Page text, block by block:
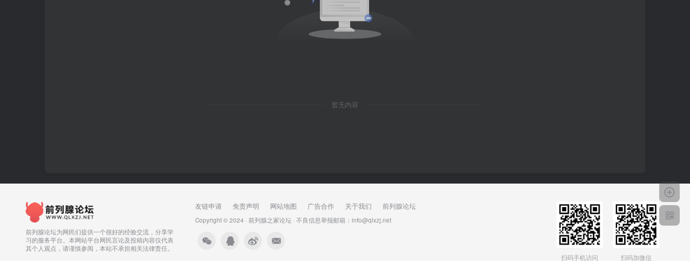
暂无内容
前列腺论坛为网民们提供一个很好的经验交流，分享学
习的服务平台。本网站平台网民言论及投稿内容仅代表
其个人观点，请谨慎参阅，本站不承担相关法律责任。
友链申请 免责声明 网站地图 广告合作 关于我们 前列腺论坛
Copyright © 2024 · 前列腺之家论坛 · 不良信息举报邮箱：info@qlxzj.net
扫码手机访问 扫码加微信